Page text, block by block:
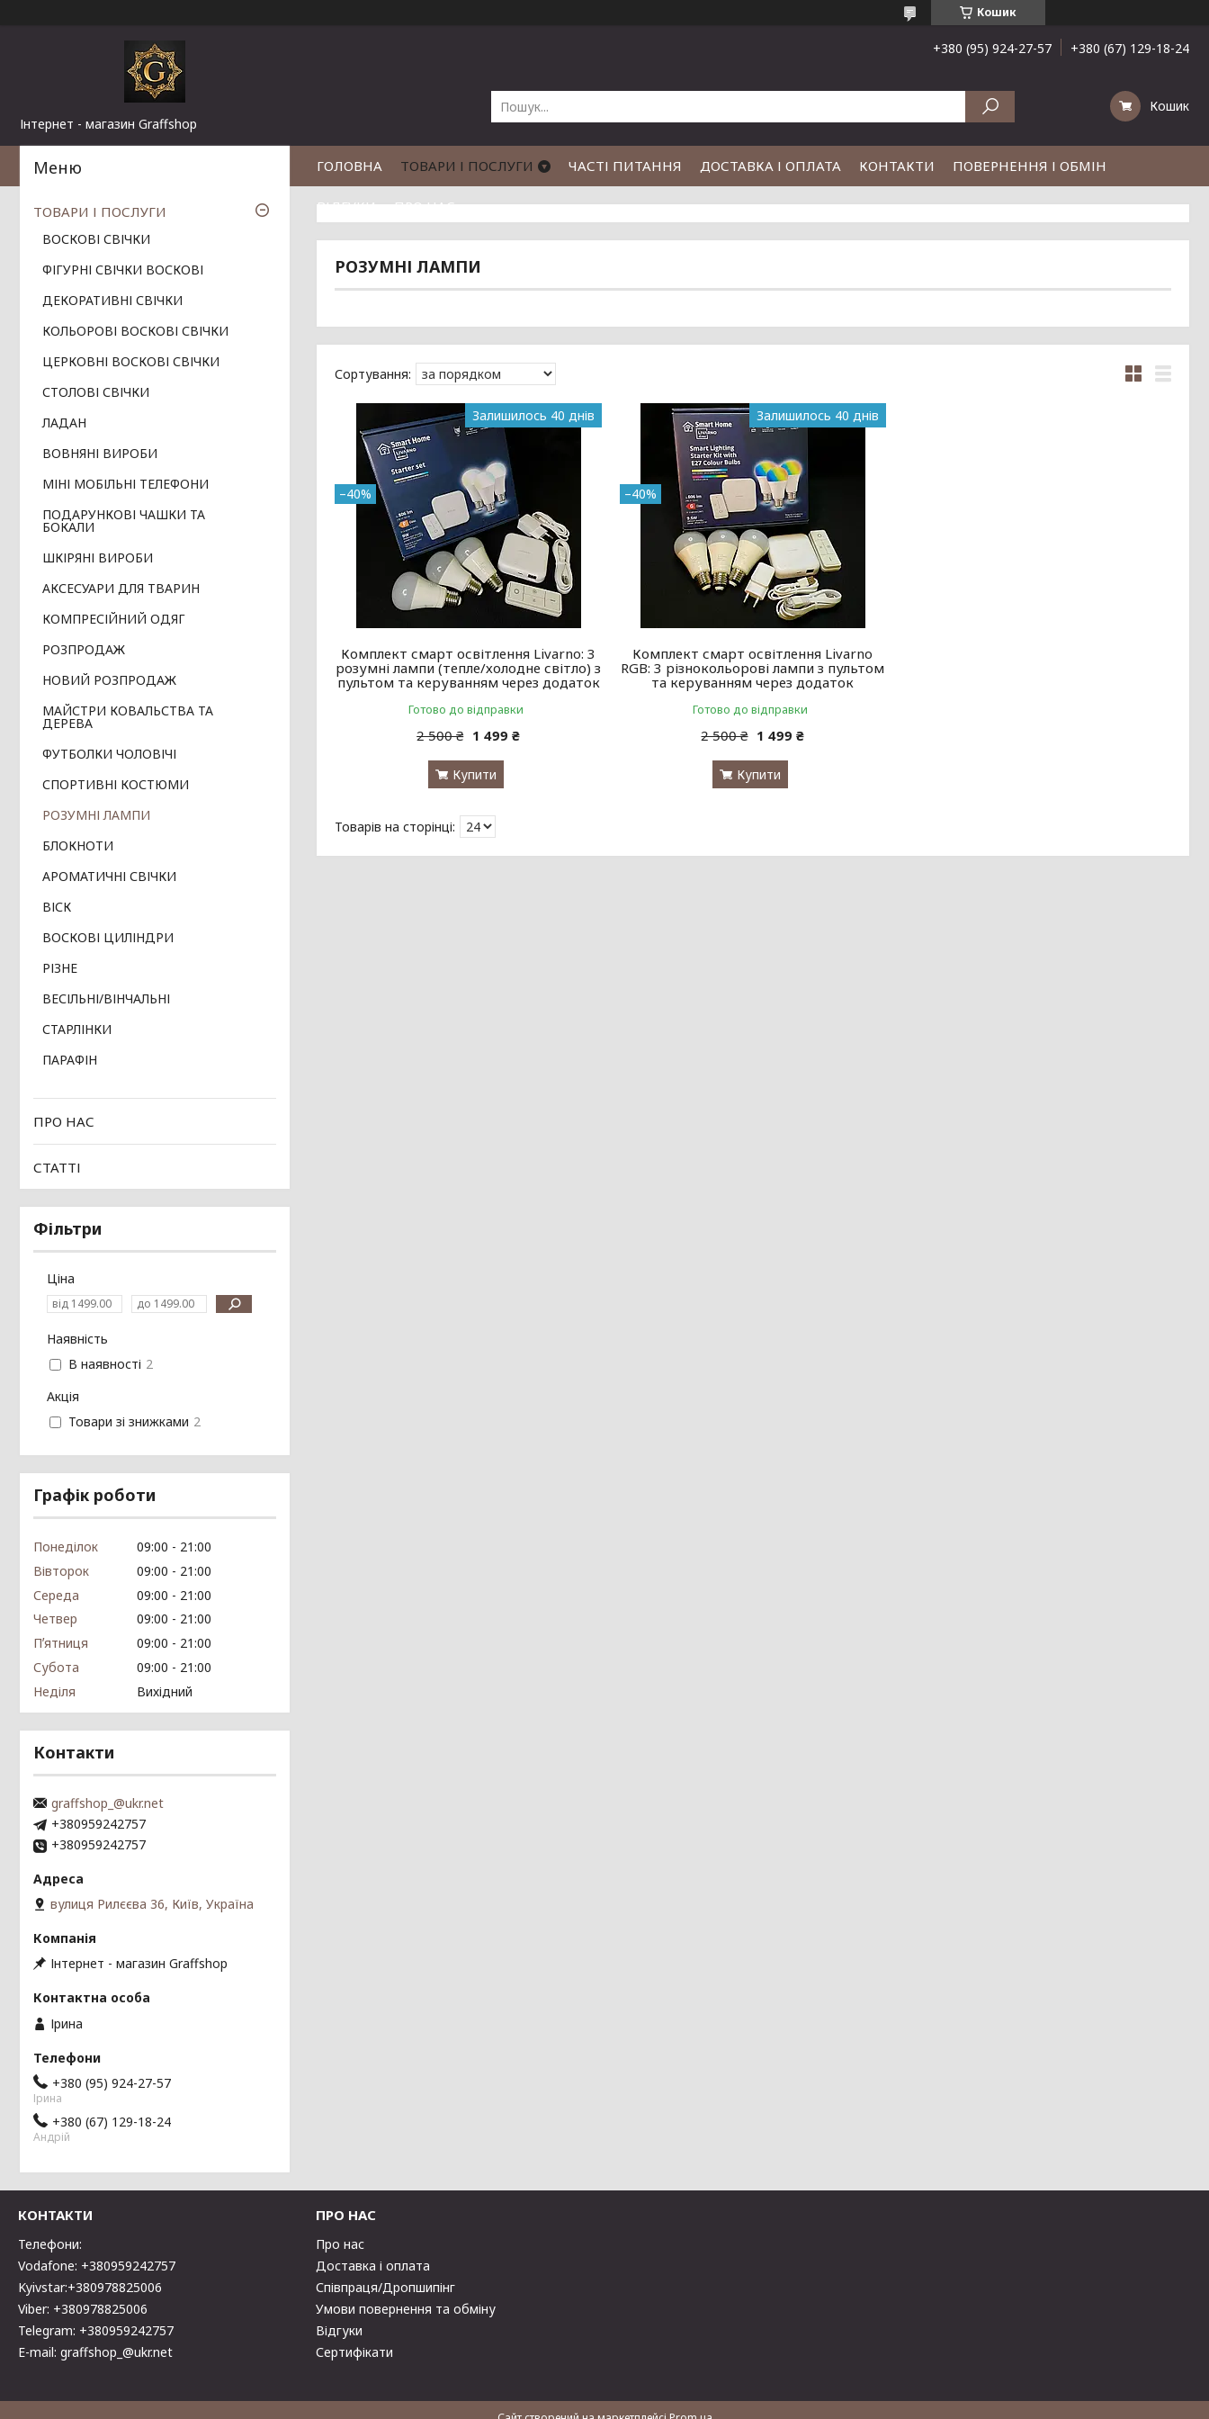
Кошик
Інтернет - магазин Graffshop
+380 (95) 924-27-57 +380 (67) 129-18-24
Кошик
ГОЛОВНА ТОВАРИ І ПОСЛУГИ ЧАСТІ ПИТАННЯ ДОСТАВКА І ОПЛАТА КОНТАКТИ ПОВЕРНЕННЯ І ОБМІН
ВІДГУКИ ПРО НАС
РОЗУМНІ ЛАМПИ
–40%
Залишилось 40 днів
Комплект смарт освітлення Livarno: 3
розумні лампи (тепле/холодне світло) з
пультом та керуванням через додаток
Готово до відправки
2 500 ₴ 1 499 ₴
Купити
–40%
Залишилось 40 днів
Комплект смарт освітлення Livarno
RGB: 3 різнокольорові лампи з пультом
та керуванням через додаток
Готово до відправки
2 500 ₴ 1 499 ₴
Купити
ТОВАРИ І ПОСЛУГИ
ВОСКОВІ СВІЧКИ
ФІГУРНІ СВІЧКИ ВОСКОВІ
ДЕКОРАТИВНІ СВІЧКИ
КОЛЬОРОВІ ВОСКОВІ СВІЧКИ
ЦЕРКОВНІ ВОСКОВІ СВІЧКИ
СТОЛОВІ СВІЧКИ
ЛАДАН
ВОВНЯНІ ВИРОБИ
МІНІ МОБІЛЬНІ ТЕЛЕФОНИ
ПОДАРУНКОВІ ЧАШКИ ТА
БОКАЛИ
ШКІРЯНІ ВИРОБИ
АКСЕСУАРИ ДЛЯ ТВАРИН
КОМПРЕСІЙНИЙ ОДЯГ
РОЗПРОДАЖ
НОВИЙ РОЗПРОДАЖ
МАЙСТРИ КОВАЛЬСТВА ТА
ДЕРЕВА
ФУТБОЛКИ ЧОЛОВІЧІ
СПОРТИВНІ КОСТЮМИ
РОЗУМНІ ЛАМПИ
БЛОКНОТИ
АРОМАТИЧНІ СВІЧКИ
ВІСК
ВОСКОВІ ЦИЛІНДРИ
РІЗНЕ
ВЕСІЛЬНІ/ВІНЧАЛЬНІ
СТАРЛІНКИ
ПАРАФІН
ПРО НАС
СТАТТІ
Фільтри
Ціна
Наявність
В наявності 2
Акція
Товари зі знижками 2
Графік роботи
Понеділок 09:00
21:00
Вівторок
09:00
21:00
Середа
09:00
21:00
Четвер
09:00
21:00
Пʼятниця
09:00
21:00
Субота
09:00
21:00
Неділя
Вихідний
Контакти
graffshop_@ukr.net
+380959242757
+380959242757
вулиця Рилєєва 36, Київ, Україна
Інтернет - магазин Graffshop
Ірина
+380 (95) 924-27-57
Ірина
+380 (67) 129-18-24
Андрій
КОНТАКТИ
Телефони:
Vodafone: +380959242757
Kyivstar:+380978825006
Viber: +380978825006
Telegram: +380959242757
E-mail: graffshop_@ukr.net
ПРО НАС
Про нас
Доставка і оплата
Співпраця/Дропшипінг
Умови повернення та обміну
Відгуки
Сертифікати